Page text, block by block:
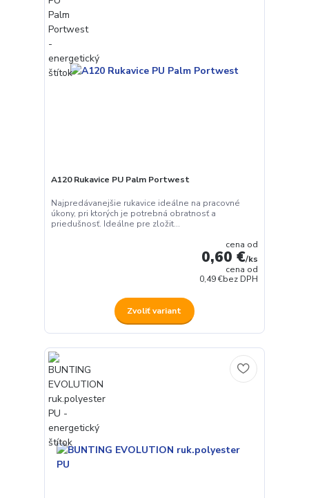
A120 Rukavice PU Palm Portwest
Najpredávanejšie rukavice ideálne na pracovné
úkony, pri ktorých je potrebná obratnosť a
priedušnosť. Ideálne pre zložit...
cena od
0,60 €/ks
cena od
0,49 €bez DPH
Zvoliť variant